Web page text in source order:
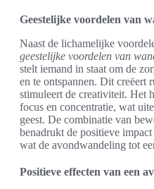
Geestelijke voordelen van
Naast de lichamelijke
geestelijke voordelen van
stelt iemand in staat om de
en te ontspannen. Dit creëert
stimuleert de creativiteit. Het
focus en concentratie, wat
geest. De combinatie van
benadrukt de positieve
wat de avondwandeling tot
Positieve effecten van een